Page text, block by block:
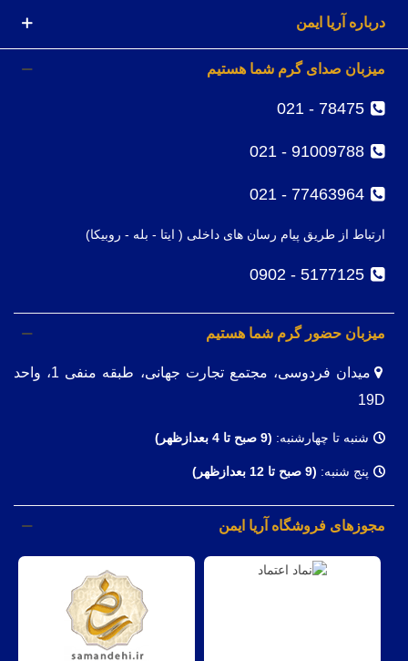
درباره آریا ایمن
میزبان صدای گرم شما هستیم
78475 - 021
91009788 - 021
77463964 - 021
ارتباط از طریق پیام رسان های داخلی ( ایتا - بله - روبیکا)
5177125 - 0902
میزبان حضور گرم شما هستیم
میدان فردوسی، مجتمع تجارت جهانی، طبقه منفی 1، واحد
19D
شنبه تا چهارشنبه: (9 صبح تا 4 بعدازظهر)
پنج شنبه: (9 صبح تا 12 بعدازظهر)
مجوزهای فروشگاه آریا ایمن